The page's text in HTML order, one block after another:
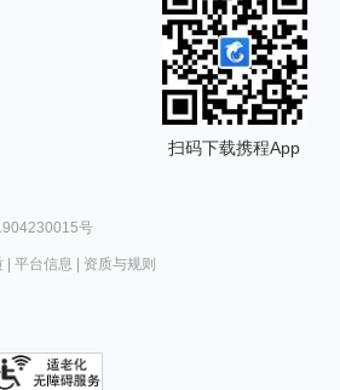
扫码下载携程App
号
| 平台信息 资质与规则